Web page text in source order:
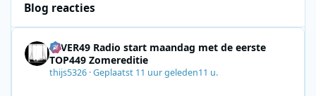
Blog reacties
4EVER49 Radio start maandag met de eerste
TOP449 Zomereditie
thijs5326 ·Geplaatst 11 uur geleden11 u.